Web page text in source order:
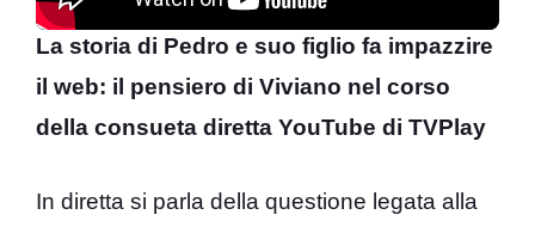
La storia di Pedro e suo figlio fa impazzire
il web: il pensiero di Viviano nel corso
della consueta diretta YouTube di TVPlay
In diretta si parla della questione legata alla